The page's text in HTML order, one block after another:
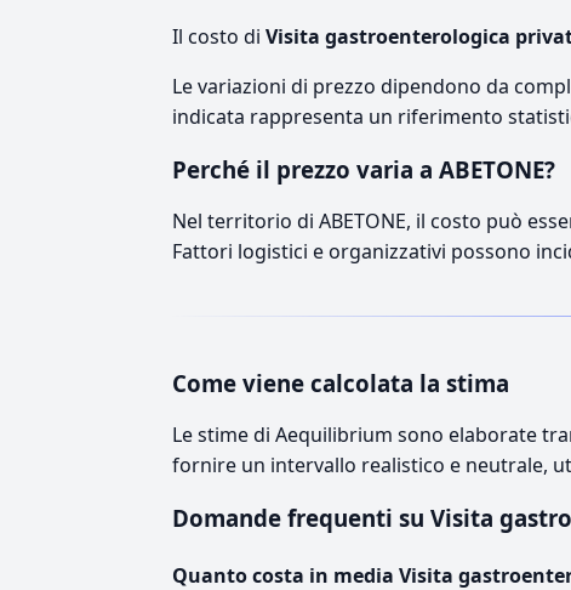
Il costo di Visita gastroenterologica
Le variazioni di prezzo dipendono da
indicata rappresenta un riferimento
Perché il prezzo varia a ABETONE?
Nel territorio di ABETONE, il costo può
Fattori logistici e organizzativi possono
Come viene calcolata la stima
Le stime di Aequilibrium sono elaborate
fornire un intervallo realistico e neutrale,
Domande frequenti su Visita
Quanto costa in media Visita